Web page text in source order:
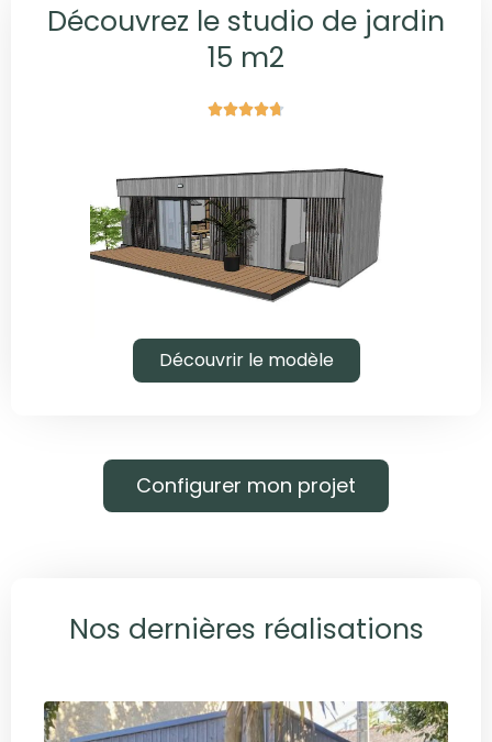
Découvrez le studio de jardin
15 m2

Découvrir le modèle
Configurer mon projet
Nos dernières réalisations